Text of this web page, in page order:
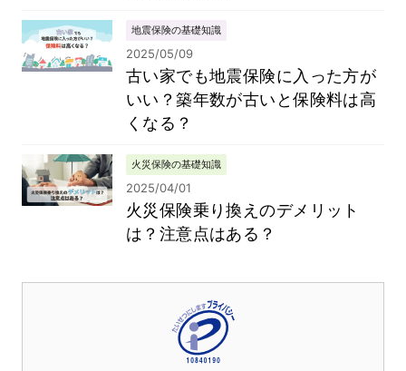
地震保険の基礎知識
2025/05/09
古い家でも地震保険に入った方が
いい？築年数が古いと保険料は高
くなる？
火災保険の基礎知識
2025/04/01
火災保険乗り換えのデメリット
は？注意点はある？